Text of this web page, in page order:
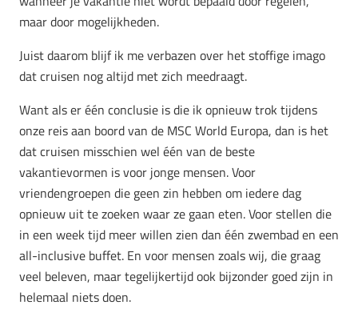
maar door mogelijkheden.
Juist daarom blijf ik me verbazen over het stoffige imago
dat cruisen nog altijd met zich meedraagt.
Want als er één conclusie is die ik opnieuw trok tijdens
onze reis aan boord van de MSC World Europa, dan is het
dat cruisen misschien wel één van de beste
vakantievormen is voor jonge mensen. Voor
vriendengroepen die geen zin hebben om iedere dag
opnieuw uit te zoeken waar ze gaan eten. Voor stellen die
in een week tijd meer willen zien dan één zwembad en een
all-inclusive buffet. En voor mensen zoals wij, die graag
veel beleven, maar tegelijkertijd ook bijzonder goed zijn in
helemaal niets doen.